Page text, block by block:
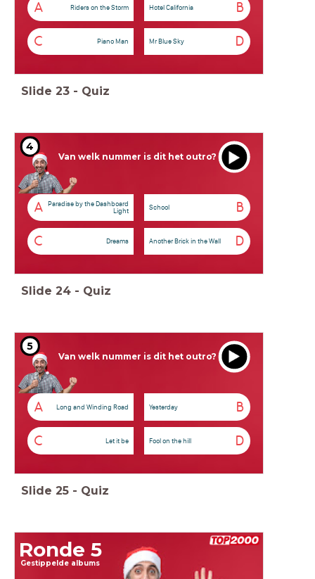
A Riders on the Storm B
Hotel California
C Piano Man D
Mr Blue Sky
Slide 23 - Quiz
4
Van welk nummer is dit het outro?
A
Paradise by the Dashboard
Light
B
School
C Dreams D
Another Brick in the Wall
Slide 24 - Quiz
5
Van welk nummer is dit het outro?
A Long and Winding Road B
Yesterday
C Let it be D
Fool on the hill
Slide 25 - Quiz
Gestippelde albums
Ronde 5